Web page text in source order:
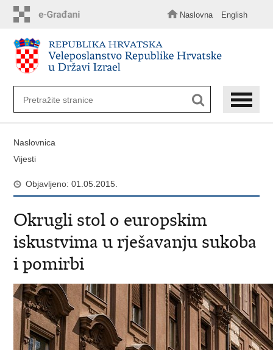
sadržaj
Naslovna English
Naslovnica
Vijesti
Objavljeno: 01.05.2015.
Okrugli stol o europskim
iskustvima u rješavanju sukoba
i pomirbi